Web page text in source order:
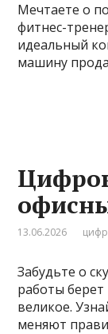
Мечтаете о
фитнес-
идеальный
машину
13.06.2026
Забудьте о
работы берет
великое.
меняют